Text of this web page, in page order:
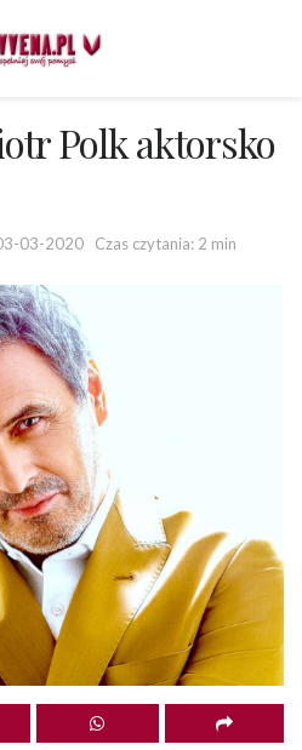
Polk aktorsko
03-2020 Czas czytania: 2 min